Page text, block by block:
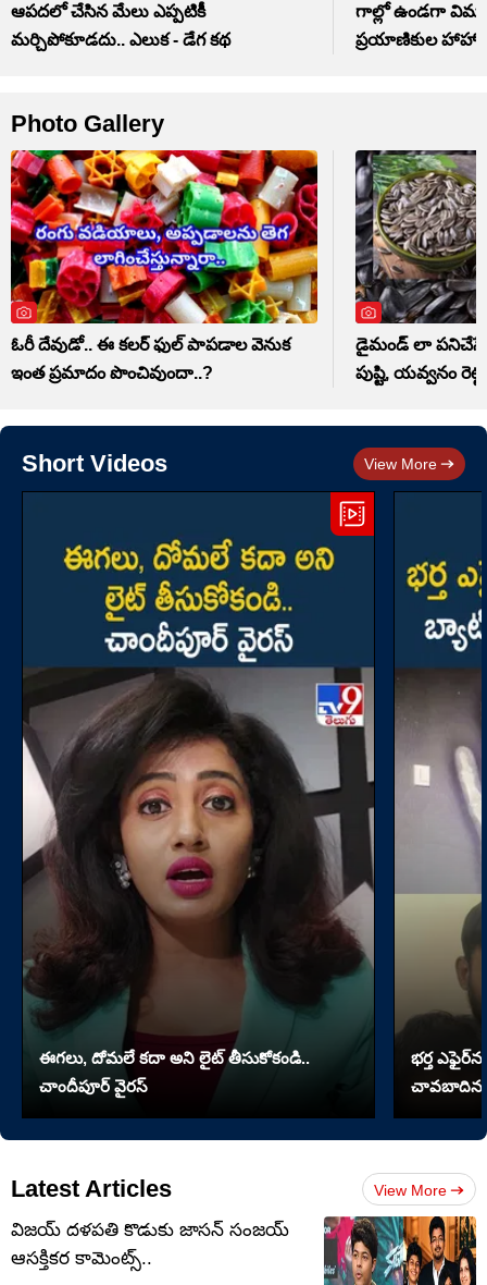
ఆపదలో చేసిన మేలు ఎప్పటికీ
మర్చిపోకూడదు.. ఎలుక - డేగ కథ
గాల్లో ఉండగా
ప్రయాణికుల
Photo Gallery
ఓరీ దేవుడో.. ఈ కలర్‌ ఫుల్‌ పాపడాల వెనుక
ఇంత ప్రమాదం పొంచివుందా..?
డైమండ్ లా పనిచేసే
పుష్టి, యవ్వనం
Short Videos View More
ఈగలు, దోమలే కదా అని లైట్ తీసుకోకండి..
చాందీపూర్ వైరస్
భర్త
చావబాదిన
Latest Articles View More
విజయ్ దళపతి కొడుకు జాసన్ సంజయ్
ఆసక్తికర కామెంట్స్..